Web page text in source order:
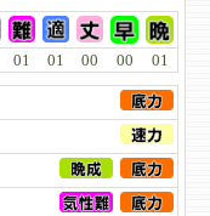
01 01 00 00 01